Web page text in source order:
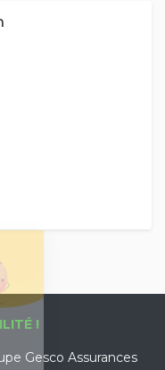
!
Gesco Assurances